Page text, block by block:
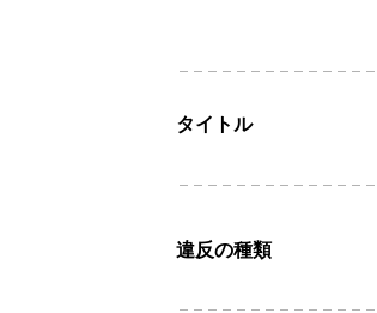
タイトル
違反の種類